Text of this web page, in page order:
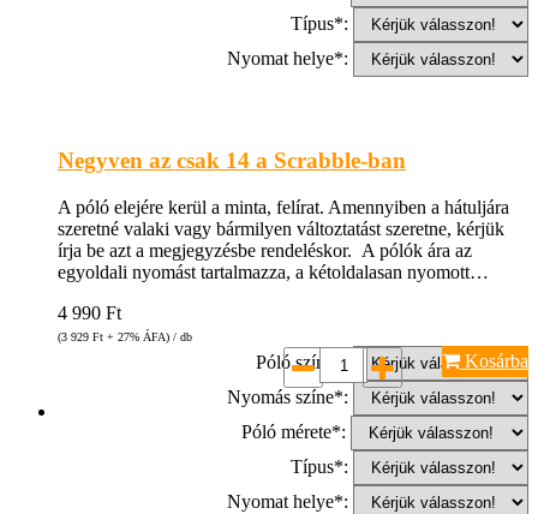
Típus*:
Nyomat helye*:
Negyven az csak 14 a Scrabble-ban
A póló elejére kerül a minta, felírat. Amennyiben a hátuljára
szeretné valaki vagy bármilyen változtatást szeretne, kérjük
írja be azt a megjegyzésbe rendeléskor. A pólók ára az
egyoldali nyomást tartalmazza, a kétoldalasan nyomott…
4 990 Ft
(3 929 Ft + 27% ÁFA) / db
Póló színe*:
Nyomás színe*:
Póló mérete*:
Típus*:
Nyomat helye*:
Kosárba